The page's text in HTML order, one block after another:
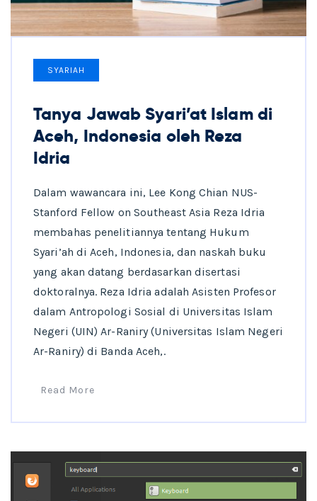
SYARIAH
Tanya Jawab Syari’at Islam di
Aceh, Indonesia oleh Reza
Idria
Dalam wawancara ini, Lee Kong Chian NUS-
Stanford Fellow on Southeast Asia Reza Idria
membahas penelitiannya tentang Hukum
Syari’ah di Aceh, Indonesia, dan naskah buku
yang akan datang berdasarkan disertasi
doktoralnya. Reza Idria adalah Asisten Profesor
dalam Antropologi Sosial di Universitas Islam
Negeri (UIN) Ar-Raniry (Universitas Islam Negeri
Ar-Raniry) di Banda Aceh,.
Read More